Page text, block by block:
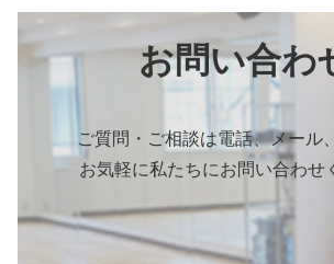
お問い合わ
ご質問・ご相談は電話、メール
お気軽に私たちにお問い合わせ